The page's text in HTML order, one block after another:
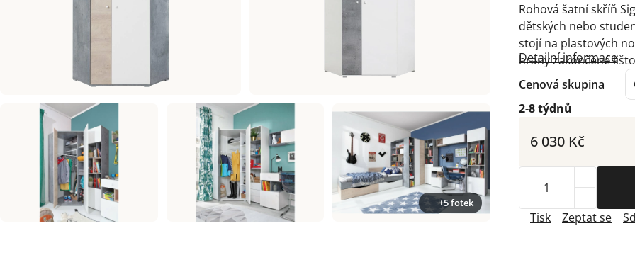
+5 fotek
6 030 Kč
2-8 týdnů
Cenová skupina
Rohová šatní skříň
dětských nebo
stojí na plastových
hrany zakončené
Detailní informace
Tisk Zeptat se